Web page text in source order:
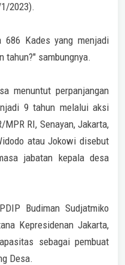
2023).
686 Kades yang menjadi
tahun?" sambungnya.
menuntut perpanjangan
9 tahun melalui aksi
RI, Senayan, Jakarta,
atau Jokowi disebut
jabatan kepala desa
Budiman Sudjatmiko
Kepresidenan Jakarta,
sebagai pembuat
Desa.